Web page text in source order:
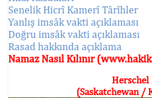
Senelik Hicrî Kamerî Târîhler
Yanlış imsâk vakti açıklaması
Doğru imsâk vakti açıklaması
Rasad hakkında açıklama
Namaz Nasıl Kılınır
Herschel
(Saskatchewan /